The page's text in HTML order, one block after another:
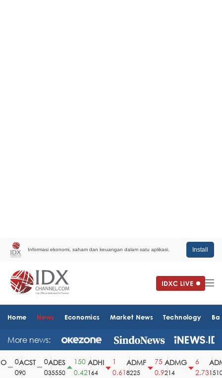
Informasi ekonomi, saham dan keuangan dalam satu aplikasi. Install
Home News Economics Market News Technology
More news:
ACST
90
ADES
35550
150
0.42
ADHI
164
0.61
ADMF
8225
75
0.9
ADMG
214
2.731510